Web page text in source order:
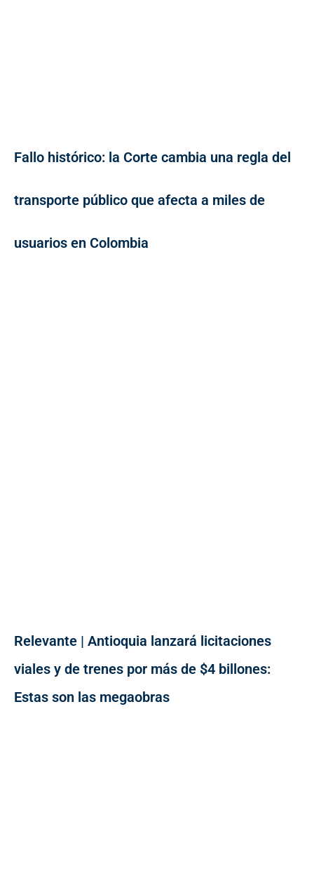
Fallo histórico: la Corte cambia una regla del
transporte público que afecta a miles de
usuarios en Colombia
Relevante | Antioquia lanzará licitaciones
viales y de trenes por más de $4 billones:
Estas son las megaobras